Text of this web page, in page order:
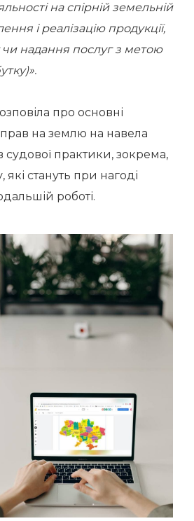
на спірній земельній
і реалізацію продукції,
чи надання послуг з метою
про основні
на землю на навела
судової практики, зокрема,
стануть при нагоді
роботі.